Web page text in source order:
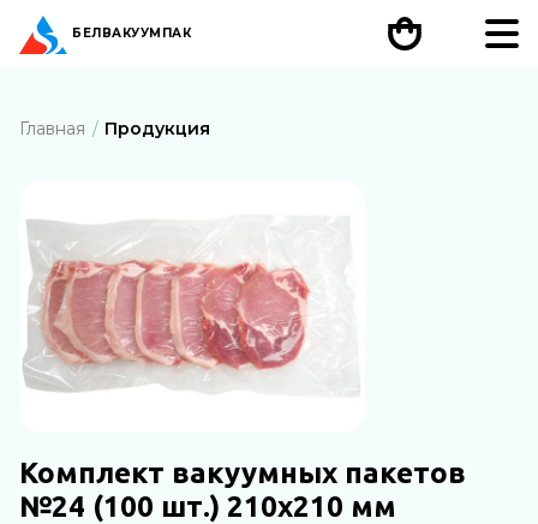
БЕЛВАКУУМПАК
Главная Продукция
Комплект вакуумных пакетов
№24 (100 шт.) 210х210 мм